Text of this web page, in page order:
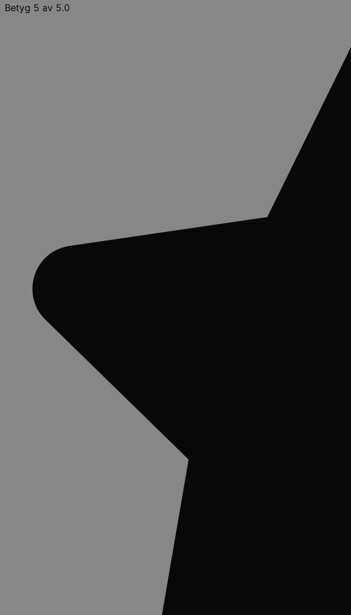
Betyg 5 av 5.0